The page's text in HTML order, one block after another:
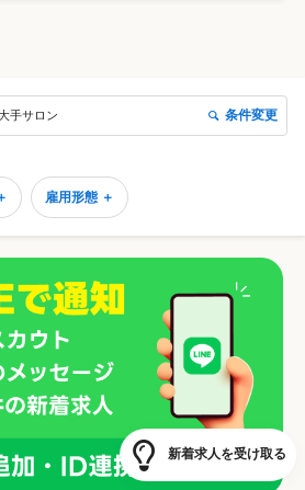
手サロン 条件変更
雇用形態 ＋
新着求人を受け取る